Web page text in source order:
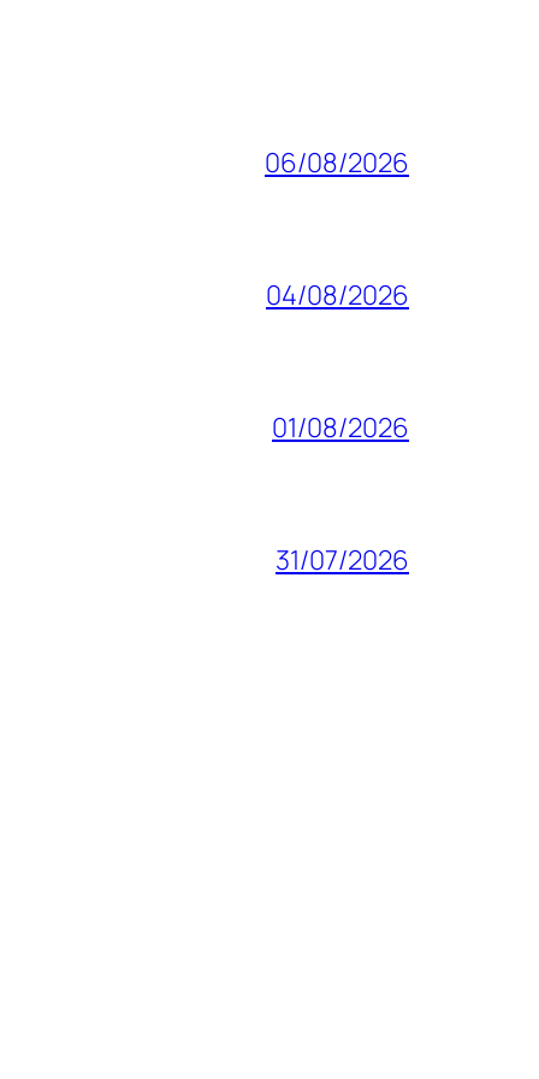
06/08/2026
04/08/2026
01/08/2026
31/07/2026